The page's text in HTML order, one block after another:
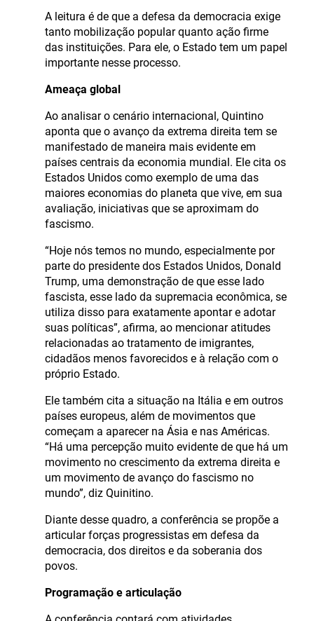
A leitura é de que a defesa da democracia exige
tanto mobilização popular quanto ação firme
das instituições. Para ele, o Estado tem um papel
importante nesse processo.
Ameaça global
Ao analisar o cenário internacional, Quintino
aponta que o avanço da extrema direita tem se
manifestado de maneira mais evidente em
países centrais da economia mundial. Ele cita os
Estados Unidos como exemplo de uma das
maiores economias do planeta que vive, em sua
avaliação, iniciativas que se aproximam do
fascismo.
“Hoje nós temos no mundo, especialmente por
parte do presidente dos Estados Unidos, Donald
Trump, uma demonstração de que esse lado
fascista, esse lado da supremacia econômica, se
utiliza disso para exatamente apontar e adotar
suas políticas”, afirma, ao mencionar atitudes
relacionadas ao tratamento de imigrantes,
cidadãos menos favorecidos e à relação com o
próprio Estado.
Ele também cita a situação na Itália e em outros
países europeus, além de movimentos que
começam a aparecer na Ásia e nas Américas.
“Há uma percepção muito evidente de que há um
movimento no crescimento da extrema direita e
um movimento de avanço do fascismo no
mundo”, diz Quinitino.
Diante desse quadro, a conferência se propõe a
articular forças progressistas em defesa da
democracia, dos direitos e da soberania dos
povos.
Programação e articulação